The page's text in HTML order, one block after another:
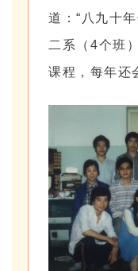
道：“八九十
二系（4个班
课程，每年还